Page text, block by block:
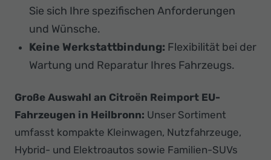
Sie sich Ihre spezifischen Anforderungen
und Wünsche.
Keine Werkstattbindung: Flexibilität bei der
Wartung und Reparatur Ihres Fahrzeugs.
Große Auswahl an Citroën Reimport EU-
Fahrzeugen in Heilbronn: Unser Sortiment
umfasst kompakte Kleinwagen, Nutzfahrzeuge,
Hybrid- und Elektroautos sowie Familien-SUVs